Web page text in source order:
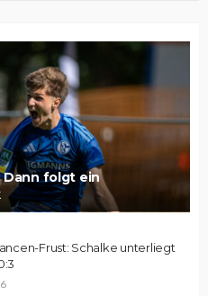
Dann folgt ein
Frust: Schalke unterliegt